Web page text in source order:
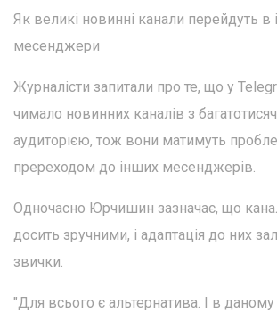
Як великі новинні канали перейдуть в
месенджери
Журналісти запитали про те, що у
чимало новинних каналів з
аудиторією, тож вони матимуть
пререходом до інших месенджерів.
Одночасно Юрчишин зазначає, що
досить зручними, і адаптація до них
звички.
"Для всього є альтернатива. І в